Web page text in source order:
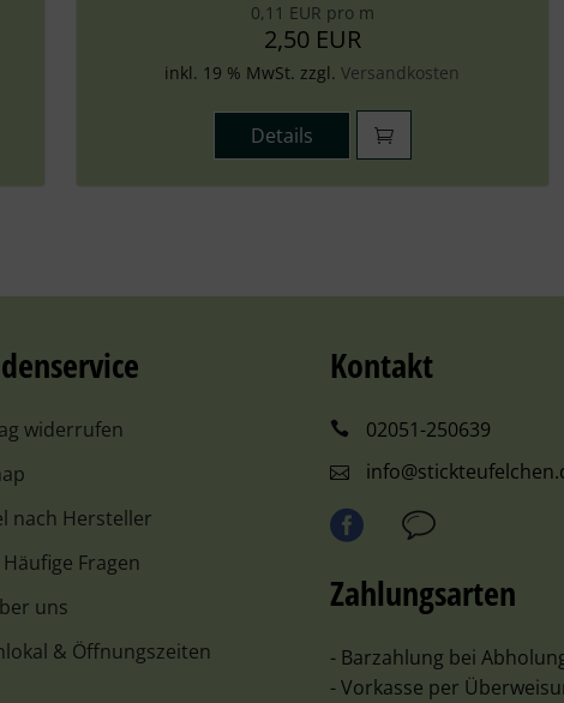
0,11 EUR pro m
2,50 EUR
inkl. 19 % MwSt. zzgl.Versandkosten
Details
widerrufen
nach Hersteller
Häufige Fragen
uns
& Öffnungszeiten
Kontakt
02051-250639
Zahlungsarten
- Barzahlung bei
- Vorkasse per